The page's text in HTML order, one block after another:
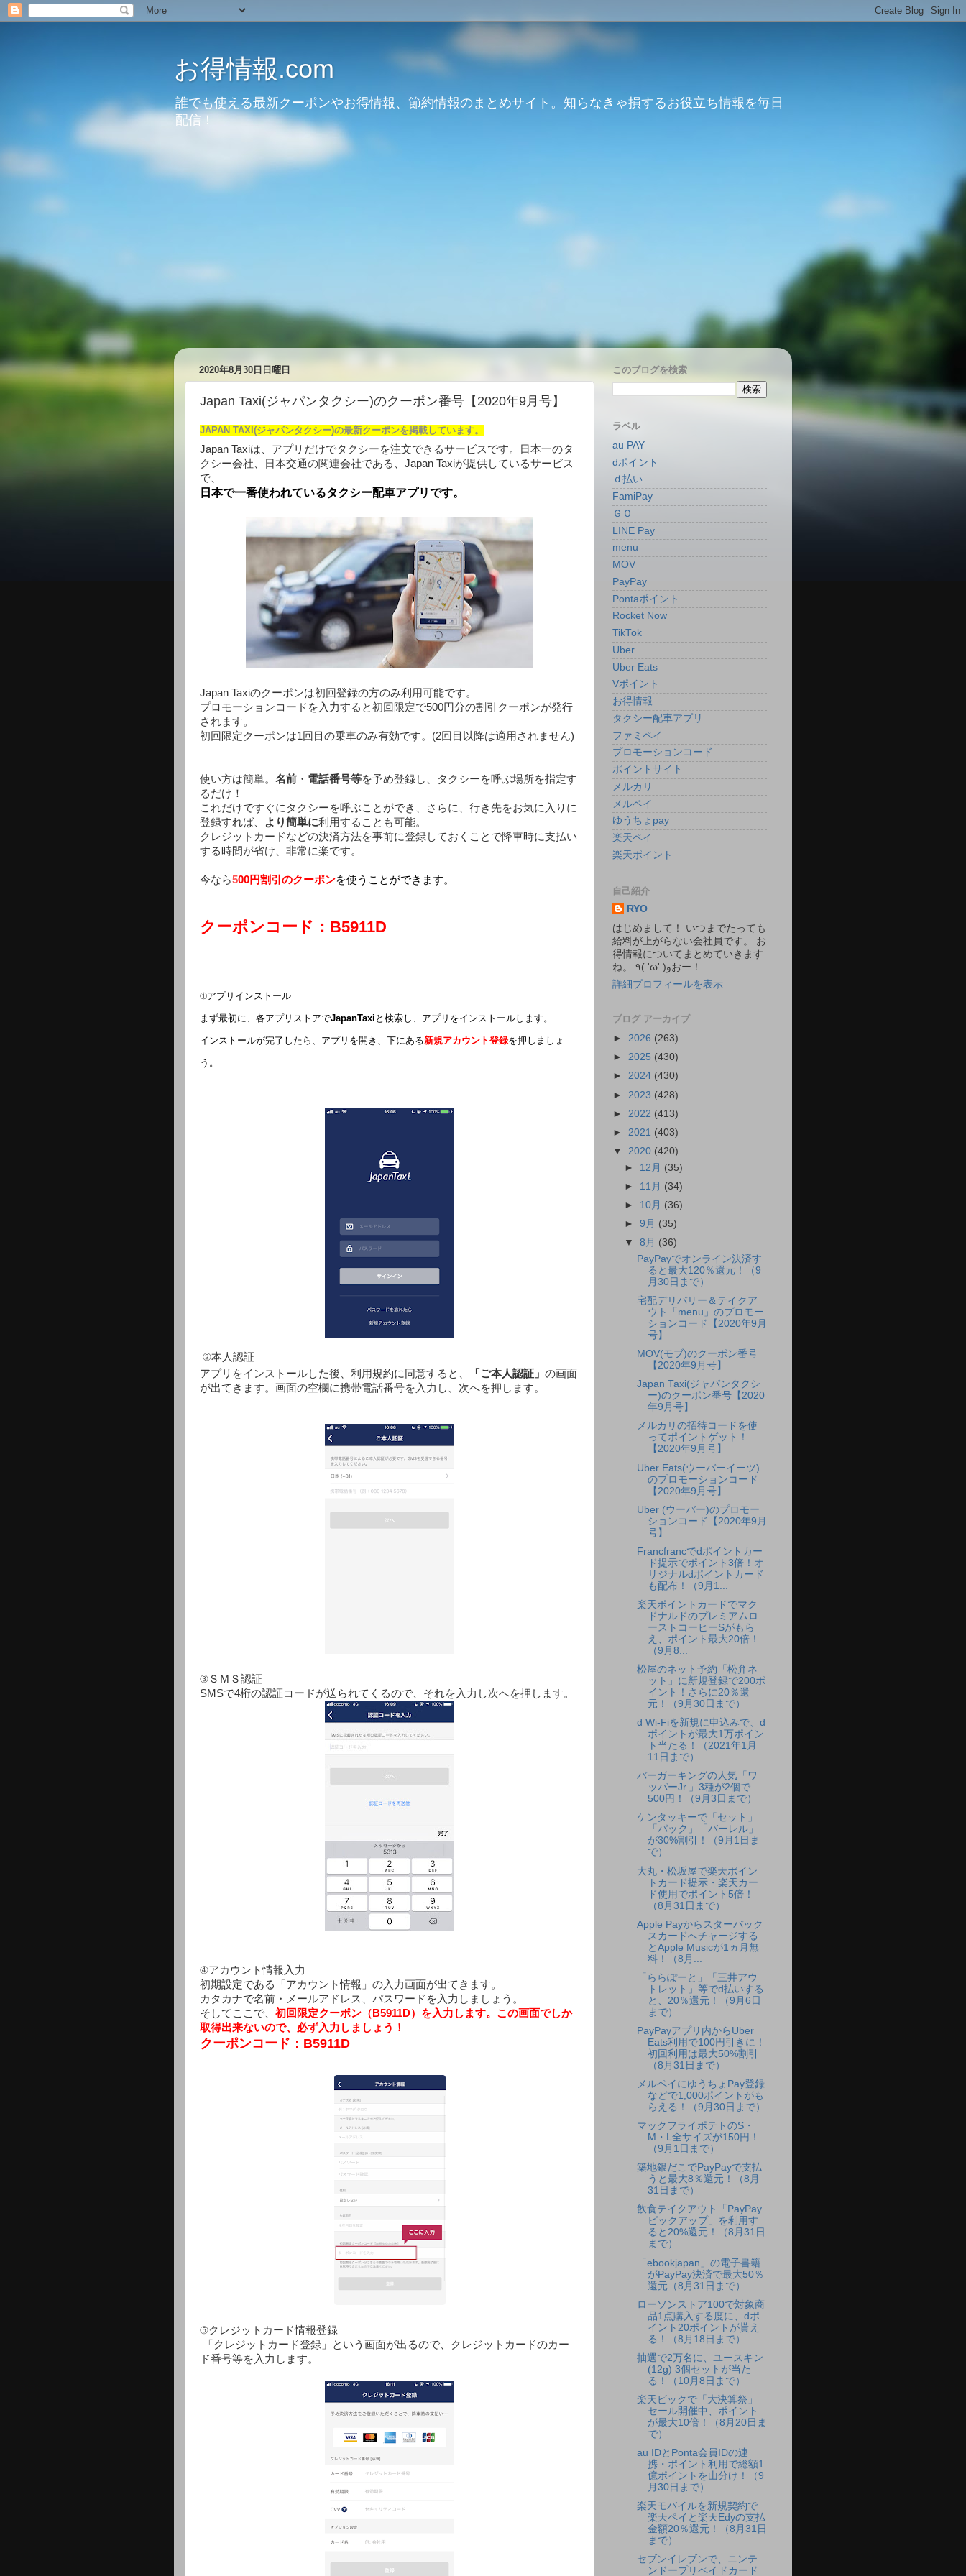
お得情報.com
誰でも使える最新クーポンやお得情報、節約情報のまとめサイト。知らなきゃ損するお役立ち情報を毎日
配信！
2020年8月30日日曜日
Japan Taxi(ジャパンタクシー)のクーポン番号【2020年9月号】
JAPAN TAXI(ジャパンタクシー)の最新クーポンを掲載しています。
Japan Taxiは、アプリだけでタクシーを注文できるサービスです。日本一のタ
クシー会社、日本交通の関連会社である、Japan Taxiが提供しているサービス
で、
日本で一番使われているタクシー配車アプリです。
Japan Taxiのクーポンは初回登録の方のみ利用可能です。
プロモーションコードを入力すると初回限定で500円分の割引クーポンが発行
されます。
初回限定クーポンは1回目の乗車のみ有効です。(2回目以降は適用されません)
使い方は簡単。 名前 ・ 電話番号等を予め登録し、タクシーを呼ぶ場所を指定す
るだけ！
これだけですぐにタクシーを呼ぶことができ、さらに、行き先をお気に入りに
登録すれば、
より簡単に利用することも可能。
クレジットカードなどの決済方法を事前に登録しておくことで降車時に支払い
する時間が省け、非常に楽です。
今なら500円割引のクーポンを使うことができます。
クーポンコード：B5911D
①アプリインストール
まず最初に、各アプリストアでJapanTaxi と検索し、アプリをインストールします。
インストールが完了したら、アプリを開き、下にある新規アカウント登録を押しましょ
う。
②本人認証
アプリをインストールした後、利用規約に同意すると、
「ご本人認証」 の画面
が出てきます。画面の空欄に携帯電話番号を入力し、次へを押します。
③ＳＭＳ認証
SMSで4桁の認証コードが送られてくるので、それを入力し次へを押します。
④アカウント情報入力
初期設定である「アカウント情報」の入力画面が出てきます。
カタカナで名前・メールアドレス、パスワードを入力しましょう。
そしてここで、 初回限定クーポン（ B5911D）を入力します。この画面でしか
取得出来ないので、必ず入力しましょう！
クーポンコード：B5911D
⑤クレジットカード情報登録
「クレジットカード登録」という画面が出るので、クレジットカードのカー
ド番号等を入力します。
このブログを検索
ラベル
au PAY
dポイント
ｄ払い
FamiPay
ＧＯ
LINE Pay
menu
MOV
PayPay
Pontaポイント
Rocket Now
TikTok
Uber
Uber Eats
Vポイント
お得情報
タクシー配車アプリ
ファミペイ
プロモーションコード
ポイントサイト
メルカリ
メルペイ
ゆうちょpay
楽天ペイ
楽天ポイント
自己紹介
RYO
はじめまして！ いつまでたっても
給料が上がらない会社員です。 お
得情報についてまとめていきます
ね。 ٩( 'ω' )وおー！
詳細プロフィールを表示
ブログ アーカイブ
► 2026 (263)
► 2025 (430)
► 2024 (430)
► 2023 (428)
► 2022 (413)
► 2021 (403)
▼ 2020 (420)
► 12月 (35)
► 11月 (34)
► 10月 (36)
►9月 (35)
▼8月 (36)
PayPayでオンライン決済す
ると最大120％還元！（9
月30日まで）
宅配デリバリー＆テイクア
ウト「menu」のプロモー
ションコード【2020年9月
号】
MOV(モブ)のクーポン番号
【2020年9月号】
Japan Taxi(ジャパンタクシ
ー)のクーポン番号【2020
年9月号】
メルカリの招待コードを使
ってポイントゲット！
【2020年9月号】
Uber Eats(ウーバーイーツ)
のプロモーションコード
【2020年9月号】
Uber (ウーバー)のプロモー
ションコード【2020年9月
号】
Francfrancでdポイントカー
ド提示でポイント3倍！オ
リジナルdポイントカード
も配布！（9月1...
楽天ポイントカードでマク
ドナルドのプレミアムロ
ーストコーヒーSがもら
え、ポイント最大20倍！
（9月8...
松屋のネット予約「松弁ネ
ット」に新規登録で200ポ
イント！さらに20％還
元！（9月30日まで）
d Wi-Fiを新規に申込みで、d
ポイントが最大1万ポイン
ト当たる！（2021年1月
11日まで）
バーガーキングの人気「ワ
ッパーJr.」3種が2個で
500円！（9月3日まで）
ケンタッキーで「セット」
「パック」「バーレル」
が30%割引！（9月1日ま
で）
大丸・松坂屋で楽天ポイン
トカード提示・楽天カー
ド使用でポイント5倍！
（8月31日まで）
Apple Payからスターバック
スカードへチャージする
とApple Musicが1ヵ月無
料！（8月...
「ららぽーと」「三井アウ
トレット」等でd払いする
と、20％還元！（9月6日
まで）
PayPayアプリ内からUber
Eats利用で100円引きに！
初回利用は最大50%割引
（8月31日まで）
メルペイにゆうちょPay登録
などで1,000ポイントがも
らえる！（9月30日まで）
マックフライポテトのS・
M・L全サイズが150円！
（9月1日まで）
築地銀だこでPayPayで支払
うと最大8％還元！（8月
31日まで）
飲食テイクアウト「PayPay
ピックアップ」を利用す
ると20%還元！（8月31日
まで）
「ebookjapan」の電子書籍
がPayPay決済で最大50％
還元（8月31日まで）
ローソンストア100で対象商
品1点購入する度に、dポ
イント20ポイントが貰え
る！（8月18日まで）
抽選で2万名に、ユースキン
(12g) 3個セットが当た
る！（10月8日まで）
楽天ビックで「大決算祭」
セール開催中、ポイント
が最大10倍！（8月20日ま
で）
au IDとPonta会員IDの連
携・ポイント利用で総額1
億ポイントを山分け！（9
月30日まで）
楽天モバイルを新規契約で
楽天ペイと楽天Edyの支払
金額20％還元！（8月31日
まで）
セブンイレブンで、ニンテ
ンドープリペイドカード